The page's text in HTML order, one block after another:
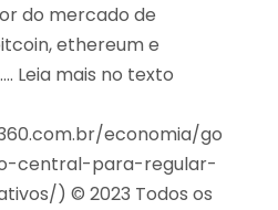
do mercado de
ethereum e
Leia mais no texto
economia/go
central-para-regular-
) © 2023 Todos os